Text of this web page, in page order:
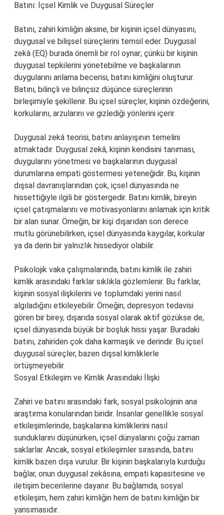
Batını: İçsel Kimlik ve Duygusal Süreçler
Batını, zahiri kimliğin aksine, bir kişinin içsel dünyasını,
duygusal ve bilişsel süreçlerini temsil eder. Duygusal
zekâ (EQ) burada önemli bir rol oynar; çünkü bir kişinin
duygusal tepkilerini yönetebilme ve başkalarının
duygularını anlama becerisi, batını kimliğini oluşturur.
Batını, bilinçli ve bilinçsiz düşünce süreçlerinin
birleşimiyle şekillenir. Bu içsel süreçler, kişinin özdeğerini,
korkularını, arzularını ve gizlediği yönlerini içerir.
Duygusal zekâ teorisi, batını anlayışının temelini
atmaktadır. Duygusal zekâ, kişinin kendisini tanıması,
duygularını yönetmesi ve başkalarının duygusal
durumlarına empati göstermesi yeteneğidir. Bu, kişinin
dışsal davranışlarından çok, içsel dünyasında ne
hissettiğiyle ilgili bir göstergedir. Batını kimlik, bireyin
içsel çatışmalarını ve motivasyonlarını anlamak için kritik
bir alan sunar. Örneğin, bir kişi dışarıdan son derece
mutlu görünebilirken, içsel dünyasında kaygılar, korkular
ya da derin bir yalnızlık hissediyor olabilir.
Psikolojik vaka çalışmalarında, batını kimlik ile zahiri
kimlik arasındaki farklar sıklıkla gözlemlenir. Bu farklar,
kişinin sosyal ilişkilerini ve toplumdaki yerini nasıl
algıladığını etkileyebilir. Örneğin, depresyon tedavisi
gören bir birey, dışarıda sosyal olarak aktif gözükse de,
içsel dünyasında büyük bir boşluk hissi yaşar. Buradaki
batını, zahiriden çok daha karmaşık ve derindir. Bu içsel
duygusal süreçler, bazen dışsal kimliklerle
örtüşmeyebilir.
Sosyal Etkileşim ve Kimlik Arasındaki İlişki
Zahiri ve batını arasındaki fark, sosyal psikolojinin ana
araştırma konularından biridir. İnsanlar genellikle sosyal
etkileşimlerinde, başkalarına kimliklerini nasıl
sunduklarını düşünürken, içsel dünyalarını çoğu zaman
saklarlar. Ancak, sosyal etkileşimler sırasında, batını
kimlik bazen dışa vurulur. Bir kişinin başkalarıyla kurduğu
bağlar, onun duygusal zekâsına, empati kapasitesine ve
iletişim becerilerine dayanır. Bu bağlamda, sosyal
etkileşim, hem zahiri kimliğin hem de batını kimliğin bir
yansımasıdır.